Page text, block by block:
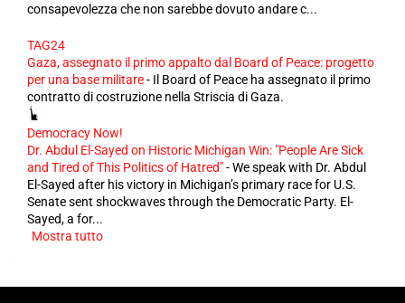
consapevolezza che non sarebbe dovuto andare c...
TAG24
Gaza, assegnato il primo appalto dal Board of Peace: progetto
per una base militare- Il Board of Peace ha assegnato il primo
contratto di costruzione nella Striscia di Gaza.
Democracy Now!
Dr. Abdul El-Sayed on Historic Michigan Win: "People Are Sick
and Tired of This Politics of Hatred"-We speak with Dr. Abdul
El-Sayed after his victory in Michigan’s primary race for U.S.
Senate sent shockwaves through the Democratic Party. El-
Sayed, a for...
Mostra tutto